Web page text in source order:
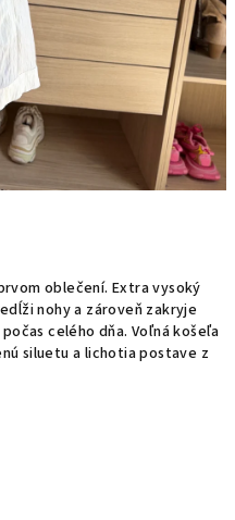
oblečení. Extra vysoký
nohy a zároveň zakryje
celého dňa. Voľná košeľa
siluetu a lichotia postave z